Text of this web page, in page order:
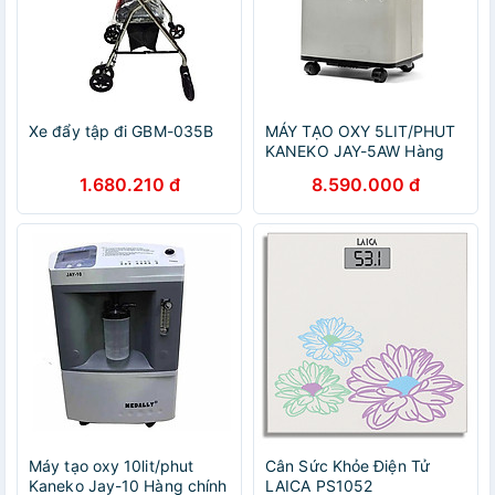
Xe đẩy tập đi GBM-035B
1.680.210 đ
MÁY TẠO OXY 5LIT/PHUT
KANEKO JAY-5AW Hàng
8.590.000 đ
Máy tạo oxy 10lit/phut
Kaneko Jay-10 Hàng chính
Cân Sức Khỏe Điện Tử
LAICA PS1052